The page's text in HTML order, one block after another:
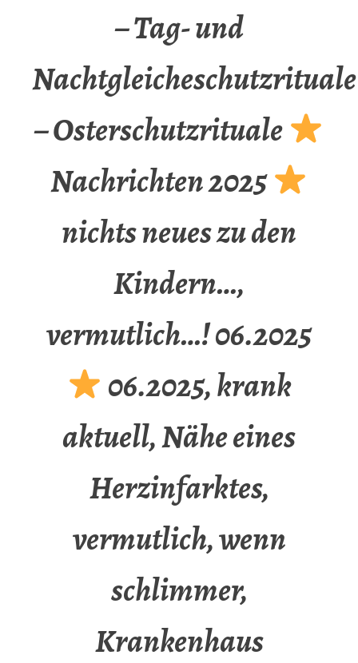
– Tag- und
Nachtgleicheschutzrituale
– Osterschutzrituale
Nachrichten 2025
nichts neues zu den
Kindern…,
vermutlich…! 06.2025
06.2025, krank
aktuell, Nähe eines
Herzinfarktes,
vermutlich, wenn
schlimmer,
Krankenhaus